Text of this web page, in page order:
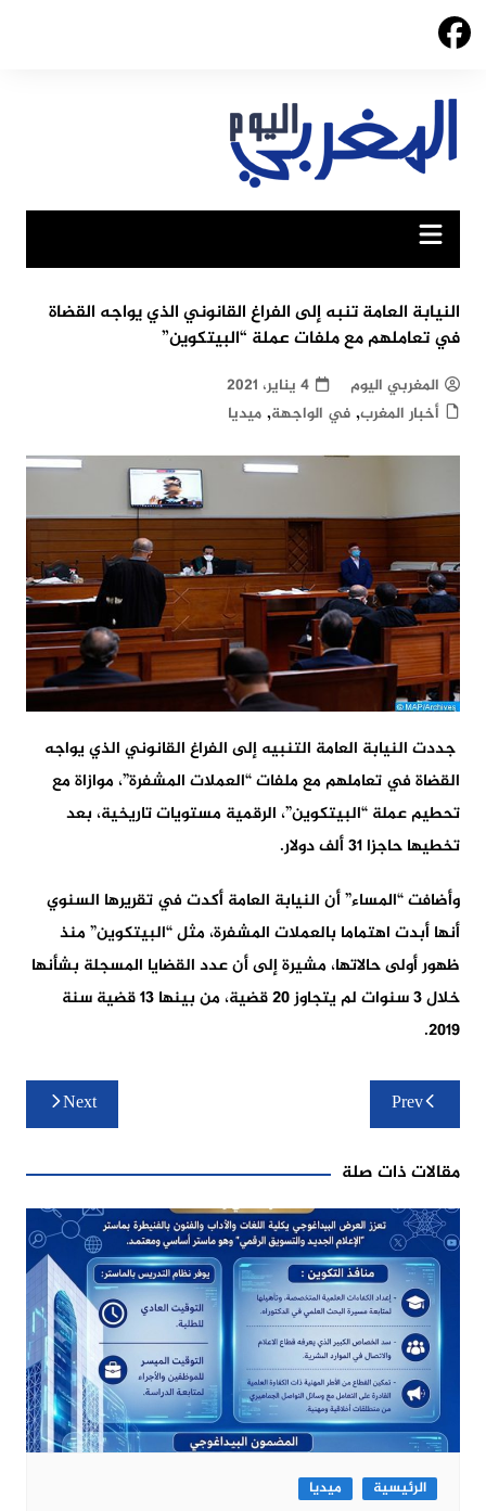
Skip
النيابة العامة تنبه إلى الفراغ القانوني الذي يواجه القضاة
في تعاملهم مع ملفات عملة “البيتكوين”
المغربي اليوم
4 يناير، 2021
أخبار المغرب, في الواجهة, ميديا
جددت النيابة العامة التنبيه إلى الفراغ القانوني الذي يواجه
القضاة في تعاملهم مع ملفات “العملات المشفرة”، موازاة مع
تحطيم عملة “البيتكوين”، الرقمية مستويات تاريخية، بعد
تخطيها حاجزا 31 ألف دولار.
وأضافت “المساء” أن النيابة العامة أكدت في تقريرها السنوي
أنها أبدت اهتماما بالعملات المشفرة، مثل “البيتكوين” منذ
ظهور أولى حالاتها، مشيرة إلى أن عدد القضايا المسجلة بشأنها
خلال 3 سنوات لم يتجاوز 20 قضية، من بينها 13 قضية سنة
2019.
تصفّح
المقالات
Prev
Next
مقالات ذات صلة
الرئيسية ميديا